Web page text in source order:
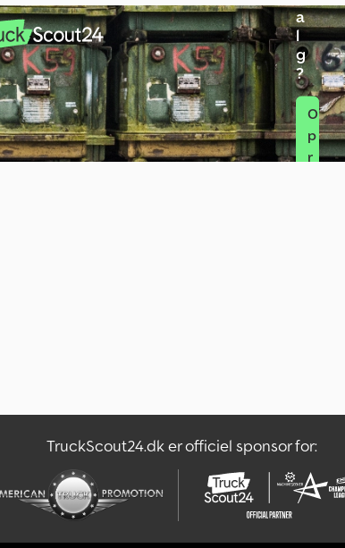
Andre Transportteknik Til Landbrug
Udfyld Beholderen
Mobil Blandingsanlæg
Platform
a
l
g
?
O
p
r
TruckScout24.dk er officiel sponsor for: